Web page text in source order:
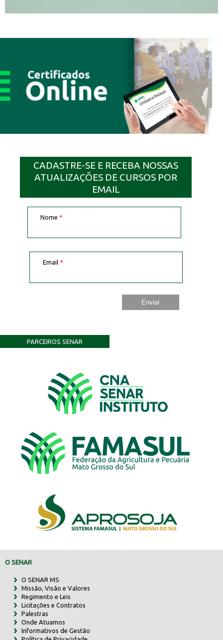
CADASTRE-SE E RECEBA NOSSAS
ATUALIZAÇÕES DE CURSOS POR
EMAIL
Nome *
Email *
PARCEIROS SENAR
O SENAR
O SENAR MS
Missão, Visão e Valores
Regimento e Leis
Licitações e Contratos
Palestras
Onde Atuamos
Informativos de Gestão